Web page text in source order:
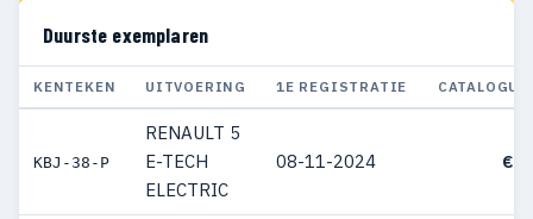
Duurste exemplaren
KENTEKEN UITVOERING 1E REGISTRATIE
KBJ-38-P
RENAULT 5
E-TECH
ELECTRIC
08-11-2024 €